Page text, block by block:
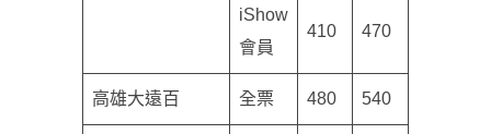
iShow
會員
410 470
高雄大遠百 全票 480 540